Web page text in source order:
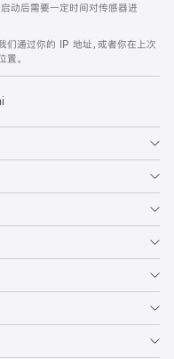
动后需要一定时间对传感器进
们通过你的 IP 地址，或者你在上次
。